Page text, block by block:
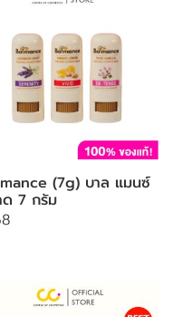
(7g) บาล แมนซ์
ด 7 กรัม